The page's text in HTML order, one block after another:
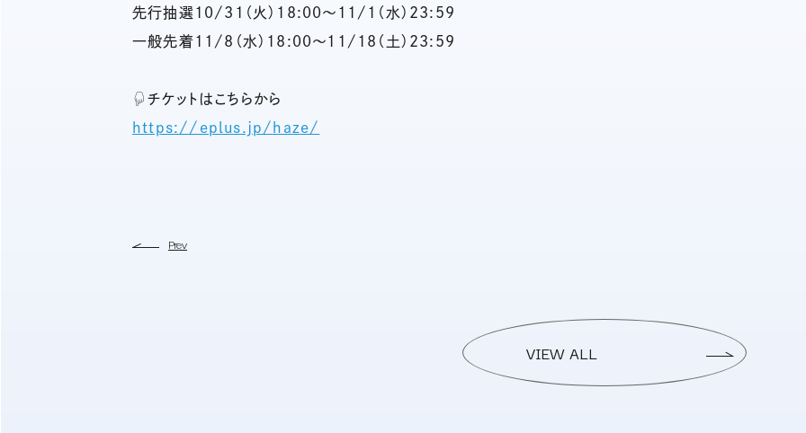
先行抽選10/31（火）18:00〜11/1（水）23:59
一般先着11/8（水）18:00〜11/18（土）23:59
☟チケットはこちらから
https://eplus.jp/haze/
Prev
VIEW ALL